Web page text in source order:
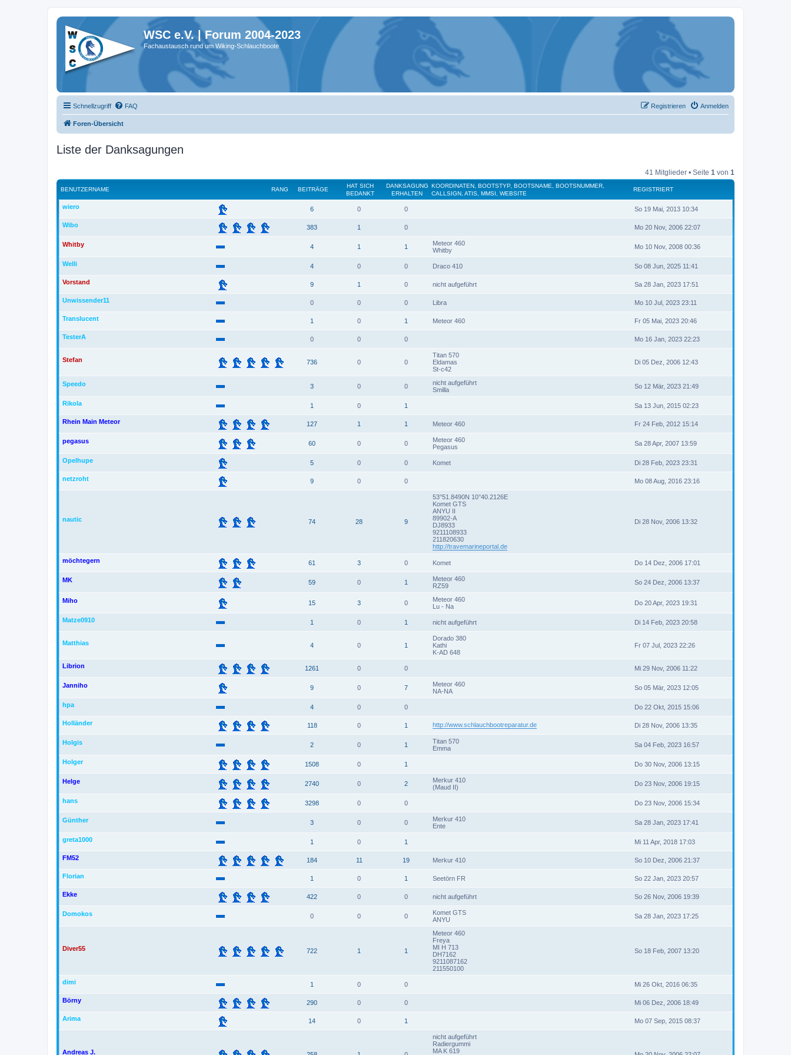
WSC e.V. | Forum 2004-2023
Fachaustausch rund um Wiking-Schlauchboote
Schnellzugriff FAQ Anmelden
Registrieren
Foren-Übersicht
Liste der Danksagungen
41 Mitglieder • Seite 1 von 1
RANG
BENUTZERNAME BEITRÄGE
HAT SICH
BEDANKT
DANKSAGUNG
ERHALTEN
KOORDINATEN, BOOTSTYP, BOOTSNAME, BOOTSNUMMER,
CALLSIGN, ATIS, MMSI, WEBSITE
REGISTRIERT
wiero 6 0 0 So 19 Mai, 2013 10:34
Wibo 383 1 0 Mo 20 Nov, 2006 22:07
Whitby 4 1 1
Meteor 460
Whitby
Mo 10 Nov, 2008 00:36
Welli 4 0 0 Draco 410 So 08 Jun, 2025 11:41
Vorstand 9 1 0 nicht aufgeführt Sa 28 Jan, 2023 17:51
Unwissender11 0 0 0 Libra Mo 10 Jul, 2023 23:11
Translucent 1 0 1 Meteor 460 Fr 05 Mai, 2023 20:46
TesterA 0 0 0 Mo 16 Jan, 2023 22:23
Stefan 736 0 0
Titan 570
Eldamas
St-c42
Di 05 Dez, 2006 12:43
Speedo 3 0 0
nicht aufgeführt
Smilla
So 12 Mär, 2023 21:49
Rikola 1 0 1 Sa 13 Jun, 2015 02:23
Rhein Main Meteor 127 1 1 Meteor 460 Fr 24 Feb, 2012 15:14
pegasus 60 0 0
Meteor 460
Pegasus
Sa 28 Apr, 2007 13:59
Opelhupe 5 0 0 Komet Di 28 Feb, 2023 23:31
netzroht 9 0 0 Mo 08 Aug, 2016 23:16
nautic 74 28 9
53°51.8490N 10°40.2126E
Komet GTS
ANYU II
89902-A
DJ8933
9211108933
211820630
http://travemarineportal.de
Di 28 Nov, 2006 13:32
möchtegern 61 3 0 Komet Do 14 Dez, 2006 17:01
MK 59 0 1
Meteor 460
RZ59
So 24 Dez, 2006 13:37
Miho 15 3 0
Meteor 460
Lu - Na
Do 20 Apr, 2023 19:31
Matze0910 1 0 1 nicht aufgeführt Di 14 Feb, 2023 20:58
Matthias 4 0 1
Dorado 380
Kathi
K-AD 648
Fr 07 Jul, 2023 22:26
Librion 1261 0 0 Mi 29 Nov, 2006 11:22
Janniho 9 0 7
Meteor 460
NA-NA
So 05 Mär, 2023 12:05
hpa 4 0 0 Do 22 Okt, 2015 15:06
Holländer 118 0 1 http://www.schlauchbootreparatur.de Di 28 Nov, 2006 13:35
Holgis 2 0 1
Titan 570
Emma
Sa 04 Feb, 2023 16:57
Holger 1508 0 1 Do 30 Nov, 2006 13:15
Helge 2740 0 2
Merkur 410
(Maud II)
Do 23 Nov, 2006 19:15
hans 3298 0 0 Do 23 Nov, 2006 15:34
Günther 3 0 0
Merkur 410
Ente
Sa 28 Jan, 2023 17:41
greta1000 1 0 1 Mi 11 Apr, 2018 17:03
FM52 184 11 19 Merkur 410 So 10 Dez, 2006 21:37
Florian 1 0 1 Seetörn FR So 22 Jan, 2023 20:57
Ekke 422 0 0 nicht aufgeführt So 26 Nov, 2006 19:39
Domokos 0 0 0
Komet GTS
ANYU
Sa 28 Jan, 2023 17:25
Diver55 722 1 1
Meteor 460
Freya
MI H 713
DH7162
9211087162
211550100
So 18 Feb, 2007 13:20
dimi 1 0 0 Mi 26 Okt, 2016 06:35
Börny 290 0 0 Mi 06 Dez, 2006 18:49
Arima 14 0 1 Mo 07 Sep, 2015 08:37
Andreas J.
nicht aufgeführt
Radiergummi
MA K 619